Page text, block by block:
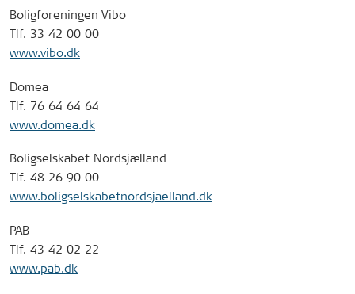
Boligforeningen Vibo
Tlf. 33 42 00 00
www.vibo.dk
Domea
Tlf. 76 64 64 64
www.domea.dk
Boligselskabet Nordsjælland
Tlf. 48 26 90 00
www.boligselskabetnordsjaelland.dk
PAB
Tlf. 43 42 02 22
www.pab.dk